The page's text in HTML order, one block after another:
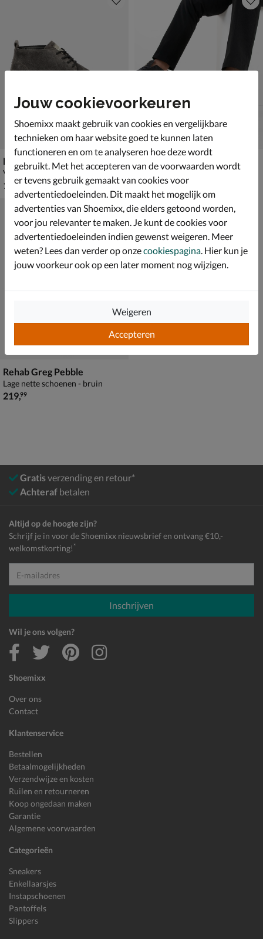
Rehab Owen
Veterboots - grijs
€ 179,99
179,99
Rehab Cooper
Veterboots - grijs
van € 179,99 voor € 125,99
179, 99 125,99
Rehab Greg Pebble
Lage nette schoenen - bruin
€ 219,99
219,99
Gratisverzending en retour*
Achteraf betalen
Shoemixx
Over ons
Contact
Klantenservice
Bestellen
Betaalmogelijkheden
Verzendwijze en kosten
Ruilen en retourneren
Koop ongedaan maken
Garantie
Algemene voorwaarden
Categorieën
Sneakers
Enkellaarsjes
Instapschoenen
Pantoffels
Slippers
Altijd op de hoogte zijn?
Schrijf je in voor de Shoemixx nieuwsbrief en ontvang €10,-
welkomstkorting! *
E-mailadres
Inschrijven
Wil je ons volgen?
Jouw cookievoorkeuren
Shoemixx maakt gebruik van cookies en vergelijkbare
technieken om haar website goed te kunnen laten
functioneren en om te analyseren hoe deze wordt
gebruikt. Met het accepteren van de voorwaarden wordt
er tevens gebruik gemaakt van cookies voor
advertentiedoeleinden. Dit maakt het mogelijk om
advertenties van Shoemixx, die elders getoond worden,
voor jou relevanter te maken. Je kunt de cookies voor
advertentiedoeleinden indien gewenst weigeren. Meer
weten? Lees dan verder op onzecookiespagina. Hier kun je
jouw voorkeur ook op een later moment nog wijzigen.
Accepteren
Weigeren